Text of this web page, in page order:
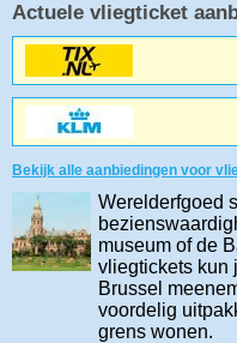
Actuele vliegticket
Bekijk alle aanbiedingen voor
Werelderfgoed
museum of de
vliegtickets kun
Brussel
voordelig
grens wonen.